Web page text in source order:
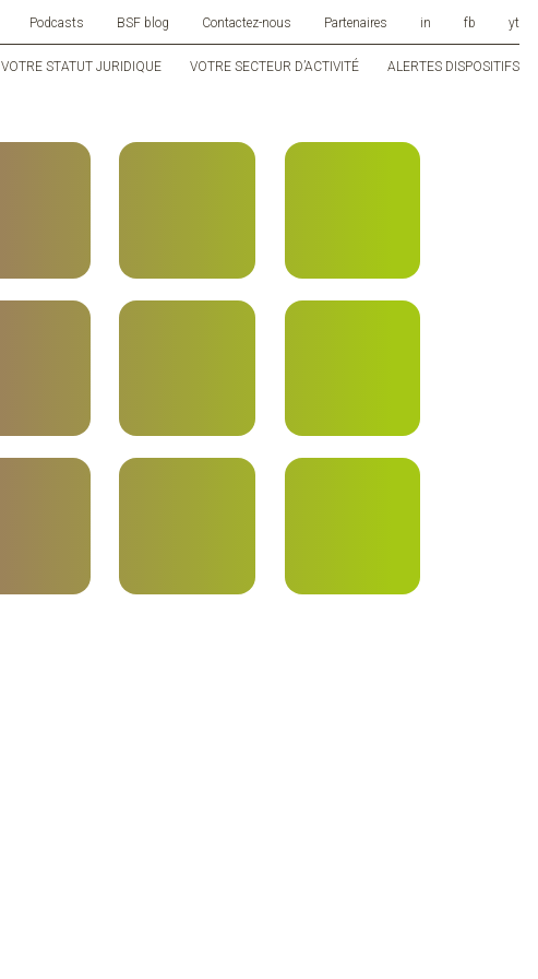
Podcasts BSF blog Contactez-nous Partenaires in fb yt
VOTRE STATUT JURIDIQUE VOTRE SECTEUR D’ACTIVITÉ ALERTES DISPOSITIFS